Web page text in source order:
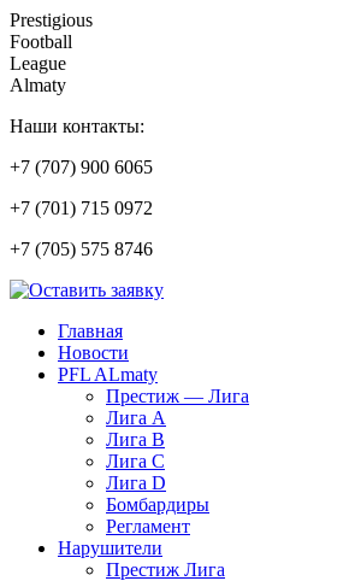
Prestigious
Football
League
Almaty
Наши контакты:
+7 (707) 900 6065
+7 (701) 715 0972
+7 (705) 575 8746
Главная
Новости
PFL ALmaty
Престиж — Лига
Лига А
Лига В
Лига С
Лига D
Бомбардиры
Регламент
Нарушители
Престиж Лига